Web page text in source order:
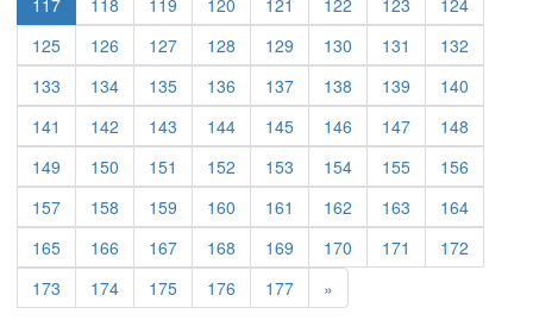
117
118 119 120 121 122 123
124
125
126 127 128 129 130 131
132
133
134 135 136 137 138 139
140
141
142 143 144 145 146 147
148
149
150 151 152 153 154 155
156
157
158 159 160 161 162 163
164
165
166 167 168 169 170 171
172
173
174 175 176 177 »